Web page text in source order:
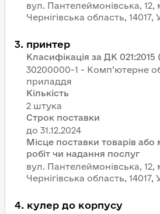
вул. Пантелеймонівська, 12,
Чернігівська область, 14017,
3. принтер
Класифікація за ДК 021:2015
30200000-1 - Комп’ютерне
приладдя
Кількість
2 штука
Строк поставки
Місце поставки товарів або
робіт чи надання послуг
вул. Пантелеймонівська, 12,
Чернігівська область, 14017,
4. кулер до корпусу